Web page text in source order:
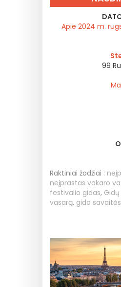
Apie 2024 m.
99
Raktiniai žodžiai :
neįprastas vakaro
festivalio gidas,
vasarą, gido